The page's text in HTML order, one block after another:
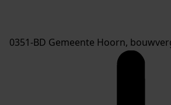
0351-BD Gemeente Hoorn,